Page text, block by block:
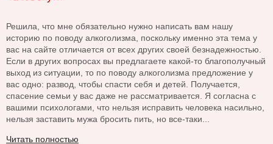
Решила, что мне обязательно нужно написать вам нашу
историю по поводу алкоголизма, поскольку именно эта тема у
вас на сайте отличается от всех других своей безнадежностью.
Если в других вопросах вы предлагаете какой-то благополучный
выход из ситуации, то по поводу алкоголизма предложение у
вас одно: развод, чтобы спасти себя и детей. Получается,
спасение семьи у вас даже не рассматривается. Я согласна с
вашими психологами, что нельзя исправить человека насильно,
нельзя заставить мужа бросить пить, но все-таки...
Читать полностью